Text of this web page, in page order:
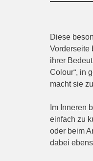
Diese
Vorderseite
ihrer
Colour“, in
macht sie
Im Inneren
einfach zu
oder beim
dabei